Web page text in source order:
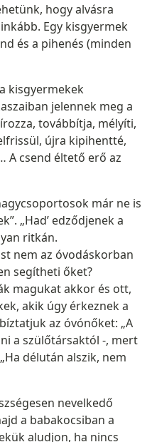
hogy alvásra
Egy kisgyermek
és a pihenés (minden
kisgyermekek
jelennek meg a
továbbítja, mélyíti,
újra kipihentté,
A csend éltető erő az
már ne is
„Had’ edződjenek a
ritkán.
nem az óvodáskorban
segítheti őket?
magukat akkor és ott,
akik úgy érkeznek a
az óvónőket: „A
a szülőtársaktól -, mert
délután alszik, nem
nevelkedő
a babakocsiban a
aludjon, ha nincs